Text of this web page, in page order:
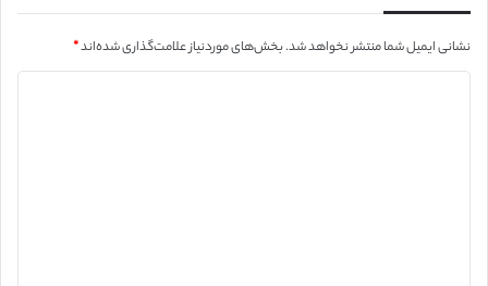
نشانی ایمیل شما منتشر نخواهد شد.بخش‌های موردنیاز علامت‌گذاری شده‌اند*